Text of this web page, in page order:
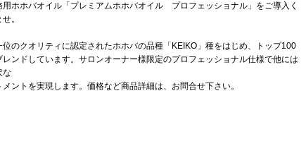
用ホホバオイル「プレミアムホホバオイル プロフェッショナル」をご導入く
。
位のクオリティに認定されたホホバの品種「KEIKO」種をはじめ、トップ100
レンドしています。サロンオーナー様限定のプロフェッショナル仕様で他には
な
メントを実現します。価格など商品詳細は、お問合せ下さい。